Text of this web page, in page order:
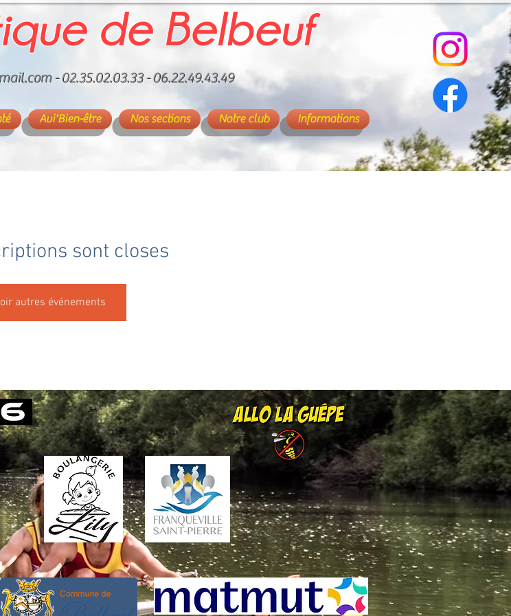
de Belbeuf
- 02.35.02.03.33 - 06.22.49.43.49
Avi'Bien-être Nos sections Notre club Informations
sont closes
autres événements